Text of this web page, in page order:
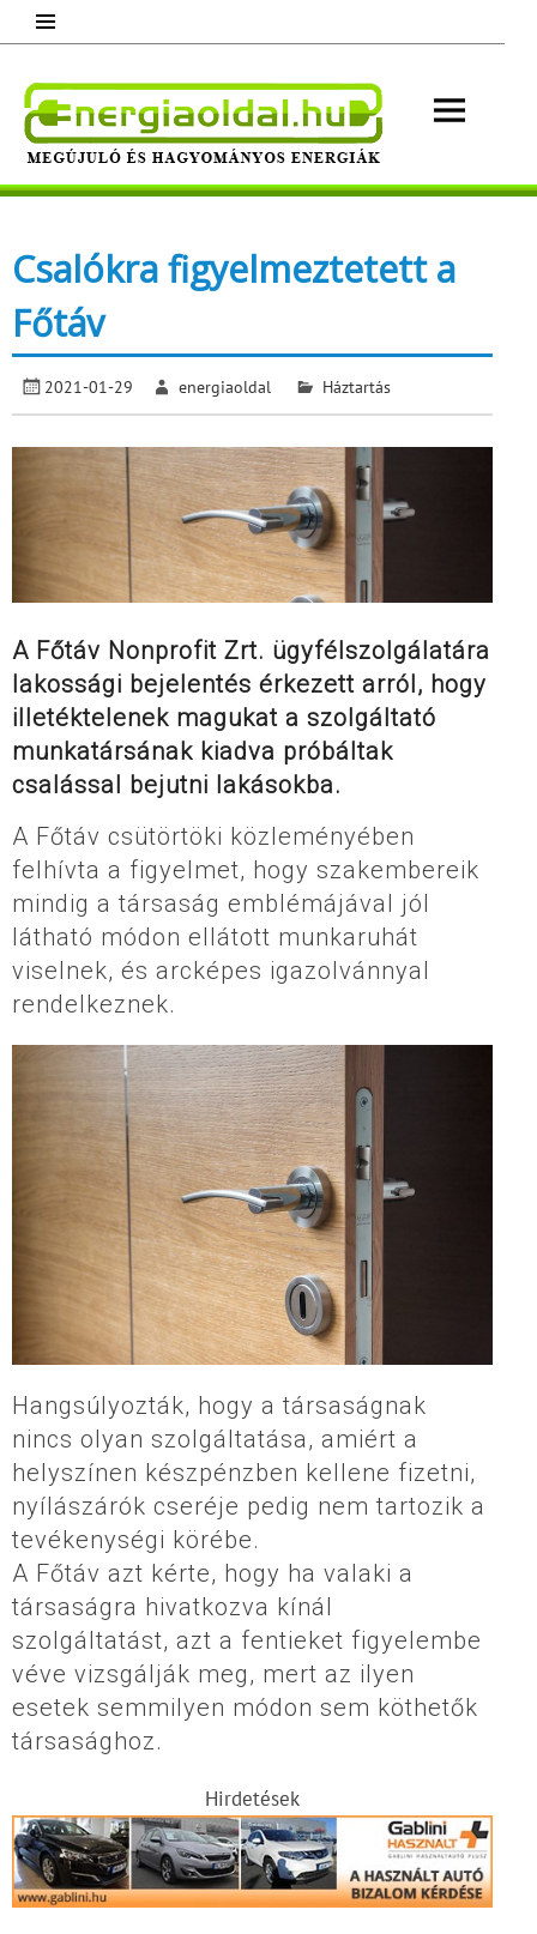
content
Megújuló és hagyományos energiák.
Csalókra figyelmeztetett a
Főtáv
2021-01-29 energiaoldal Háztartás
A Főtáv Nonprofit Zrt. ügyfélszolgálatára
lakossági bejelentés érkezett arról, hogy
illetéktelenek magukat a szolgáltató
munkatársának kiadva próbáltak
csalással bejutni lakásokba.
A Főtáv csütörtöki közleményében
felhívta a figyelmet, hogy szakembereik
mindig a társaság emblémájával jól
látható módon ellátott munkaruhát
viselnek, és arcképes igazolvánnyal
rendelkeznek.
Hangsúlyozták, hogy a társaságnak
nincs olyan szolgáltatása, amiért a
helyszínen készpénzben kellene fizetni,
nyílászárók cseréje pedig nem tartozik a
tevékenységi körébe.
A Főtáv azt kérte, hogy ha valaki a
társaságra hivatkozva kínál
szolgáltatást, azt a fentieket figyelembe
véve vizsgálják meg, mert az ilyen
esetek semmilyen módon sem köthetők
társasághoz.
Hirdetések